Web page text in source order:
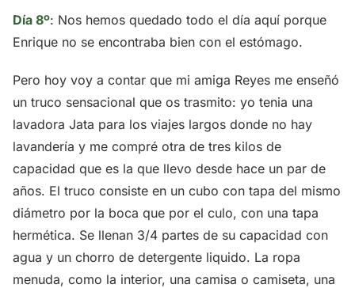
Día 8º: Nos hemos quedado todo el día aquí porque
Enrique no se encontraba bien con el estómago.
Pero hoy voy a contar que mi amiga Reyes me enseñó
un truco sensacional que os trasmito: yo tenia una
lavadora Jata para los viajes largos donde no hay
lavandería y me compré otra de tres kilos de
capacidad que es la que llevo desde hace un par de
años. El truco consiste en un cubo con tapa del mismo
diámetro por la boca que por el culo, con una tapa
hermética. Se llenan 3/4 partes de su capacidad con
agua y un chorro de detergente liquido. La ropa
menuda, como la interior, una camisa o camiseta, una